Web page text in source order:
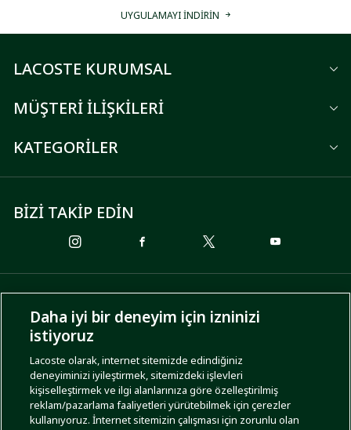
UYGULAMAYI İNDİRİN
LACOSTE KURUMSAL
MÜŞTERİ İLİŞKİLERİ
KATEGORİLER
BİZİ TAKİP EDİN
ÖDEME SEÇENEKLERİ
KARGO SEÇENEKLERİ
Daha iyi bir deneyim için izninizi
istiyoruz
Lacoste olarak, internet sitemizde edindiğiniz
deneyiminizi iyileştirmek, sitemizdeki işlevleri
kişiselleştirmek ve ilgi alanlarınıza göre özelleştirilmiş
reklam/pazarlama faaliyetleri yürütebilmek için çerezler
kullanıyoruz. İnternet sitemizin çalışması için zorunlu olan